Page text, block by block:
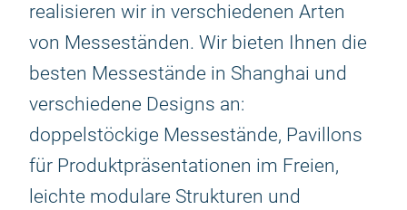
realisieren wir in verschiedenen Arten
von Messeständen. Wir bieten Ihnen die
besten Messestände in Shanghai und
verschiedene Designs an:
doppelstöckige Messestände, Pavillons
für Produktpräsentationen im Freien,
leichte modulare Strukturen und